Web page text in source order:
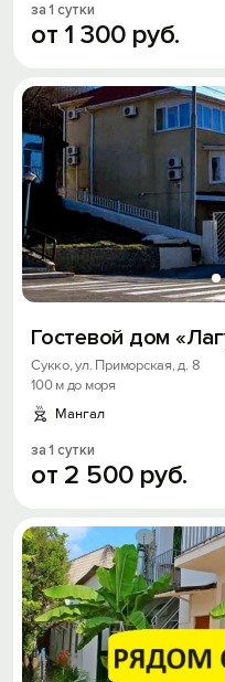
за 1 сутки
от 1 300 руб.
Гостевой дом
Сукко, ул. Приморская, д. 8
100 м до моря
Мангал
за 1 сутки
от 2 500 руб.